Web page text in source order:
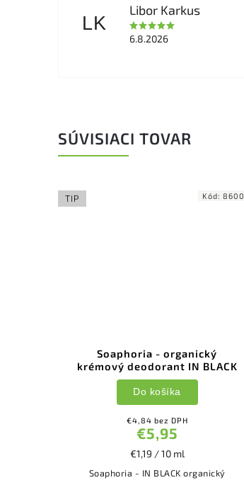
LK
Libor Karkus
6.8.2026
SÚVISIACI TOVAR
TIP
Soaphoria - organický
krémový deodorant IN BLACK
€4,84 bez DPH
€5,95
€1,19 / 10 ml
Do košíka
Soaphoria - IN BLACK organický
Kód: 8600